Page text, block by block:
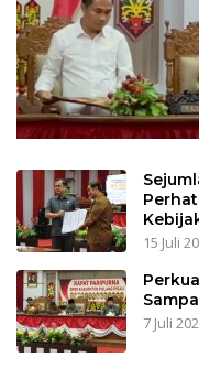
15 Juli
7 Juli